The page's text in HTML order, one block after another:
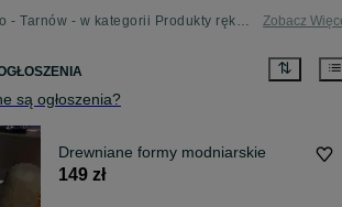
Dla Ciebie wszystko - Tarnów - w kategorii Produkty rękodzielnicze Zobacz
są ogłoszenia?
Drewniane formy modniarskie
149 zł